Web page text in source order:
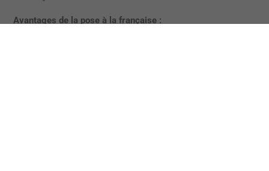
Avantages de la pose à la française :